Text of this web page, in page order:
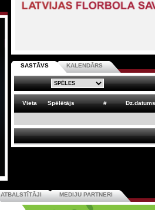
SASTĀVS KALENDĀRS
Vieta Spēlētājs # Dz.datums
ATBALSTĪTĀJI MEDIJU PARTNERI